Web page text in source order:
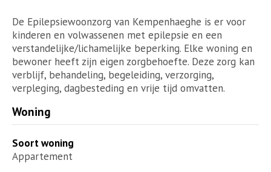
De Epilepsiewoonzorg van Kempenhaeghe is er voor
kinderen en volwassenen met epilepsie en een
verstandelijke/lichamelijke beperking. Elke woning en
bewoner heeft zijn eigen zorgbehoefte. Deze zorg kan
verblijf, behandeling, begeleiding, verzorging,
verpleging, dagbesteding en vrije tijd omvatten.
Woning
Soort woning
Appartement